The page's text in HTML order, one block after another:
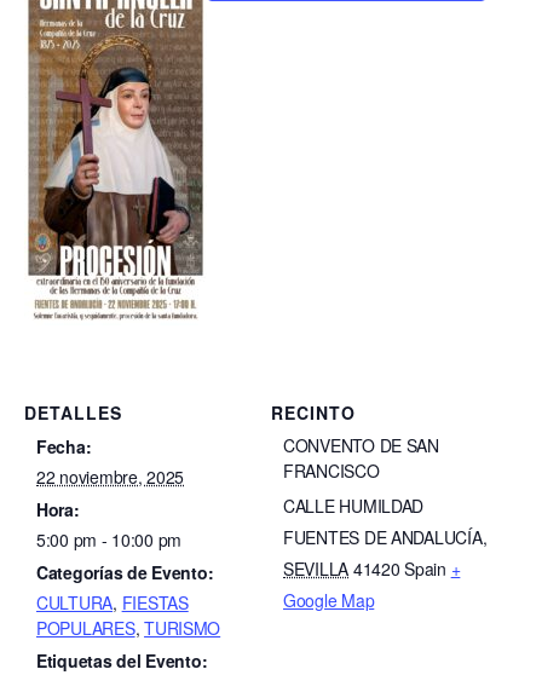
DETALLES
Fecha:
22 noviembre, 2025
Hora:
5:00 pm - 10:00 pm
Categorías de Evento:
CULTURA, FIESTAS
POPULARES,TURISMO
Etiquetas del Evento:
RECINTO
CONVENTO DE SAN
FRANCISCO
CALLE HUMILDAD
FUENTES DE ANDALUCÍA,
SEVILLA 41420 Spain +
Google Map